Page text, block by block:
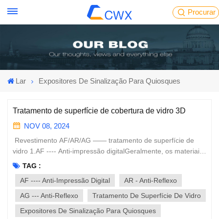
Procurar
Lar Expositores De Sinalização Para Quiosques
Tratamento de superfície de cobertura de vidro 3D
NOV 08, 2024
Revestimento AF/AR/AG —— tratamento de superfície de
vidro 1.AF ---- Anti-impressão digitalGeralmente, os materiais
SiO2 + AF geralmente usam o método de revestimento por
evaporação a vácuo. Uma camada de materiais
nanoquímicos é revestida na superfície externa do vidro para
minimizar a tensão superficial do vidro, e a área de contato
entre a poeira e a superfície do vidro é reduzida em 90%,
tornando-o forte hidrofobicidade, resistência ao óleo e anti -
TAG :
AF ---- Anti-Impressão Digital
AR - Anti-Reflexo
AG --- Anti-Reflexo
Tratamento De Superfície De Vidro
Expositores De Sinalização Para Quiosques